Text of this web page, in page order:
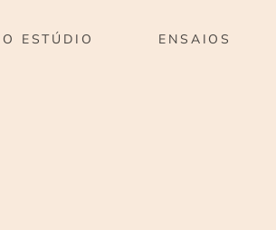
O ESTÚDIO ENSAIOS